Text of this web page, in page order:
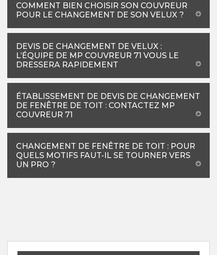
COMMENT BIEN CHOISIR SON COUVREUR
POUR LE CHANGEMENT DE SON VELUX ?
DEVIS DE CHANGEMENT DE VELUX :
L’ÉQUIPE DE MP COUVREUR 71 VOUS LE
DRESSERA RAPIDEMENT
ÉTABLISSEMENT DE DEVIS DE CHANGEMENT
DE FENÊTRE DE TOIT : CONTACTEZ MP
COUVREUR 71
CHANGEMENT DE FENÊTRE DE TOIT : POUR
QUELS MOTIFS FAUT-IL SE TOURNER VERS
UN PRO ?